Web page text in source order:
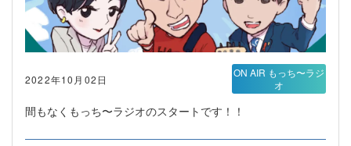
2022年10月02日
間もなくもっち〜ラジオのスタートです！！
ON AIR もっち〜ラジ
オ